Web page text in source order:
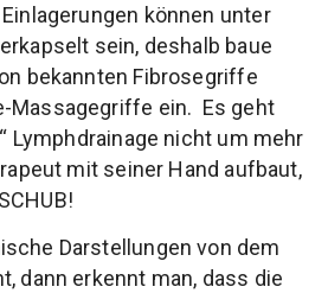
können unter
sein, deshalb baue
bekannten Fibrosegriffe
Massagegriffe ein. Es geht
Lymphdrainage nicht um mehr
mit seiner Hand aufbaut,
Darstellungen von dem
dann erkennt man, dass die